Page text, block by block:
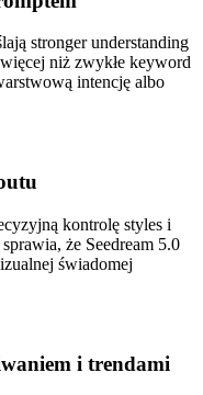
stronger understanding
niż zwykłe keyword
intencję albo
kontrolę styles i
że Seedream 5.0
świadomej
i trendami